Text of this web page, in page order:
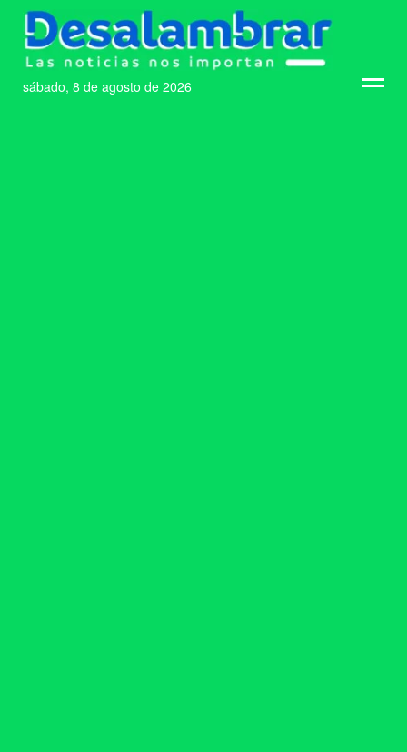
sábado, 8 de agosto de 2026